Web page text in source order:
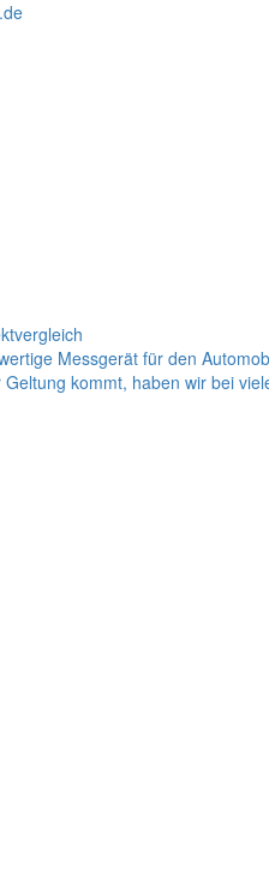
Messgerät für den
kommt, haben wir bei